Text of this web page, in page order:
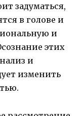
задуматься,
в голове и
и
этих
и
изменить